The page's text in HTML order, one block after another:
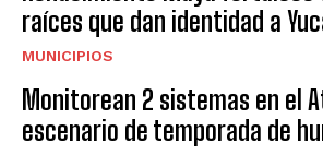
raíces que dan identidad a
MUNICIPIOS
Monitorean 2 sistemas en el
escenario de temporada de